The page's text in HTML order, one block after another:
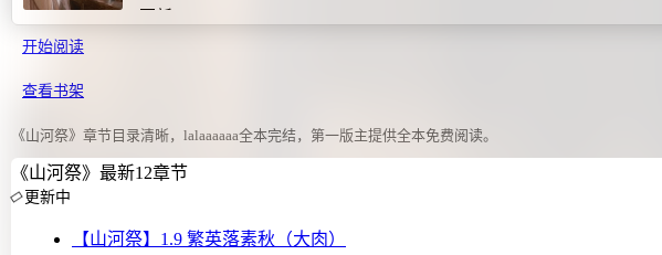
开始阅读
查看书架
《山河祭》章节目录清晰，lalaaaaaa全本完结，第一版主提供全本免费阅读。
《山河祭》最新12章节
更新中
【山河祭】1.9 繁英落素秋（大肉）